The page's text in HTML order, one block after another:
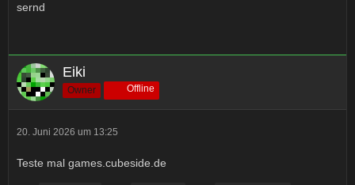
sernd
Eiki
Owner Offline
20. Juni 2026 um 13:25
Teste mal games.cubeside.de